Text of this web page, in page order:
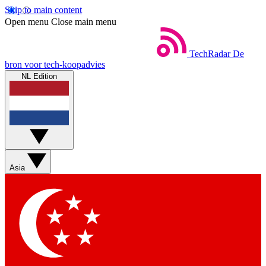
Skip to main content
Open menu Close main menu
TechRadar De
bron voor tech-koopadvies
NL Edition
Asia